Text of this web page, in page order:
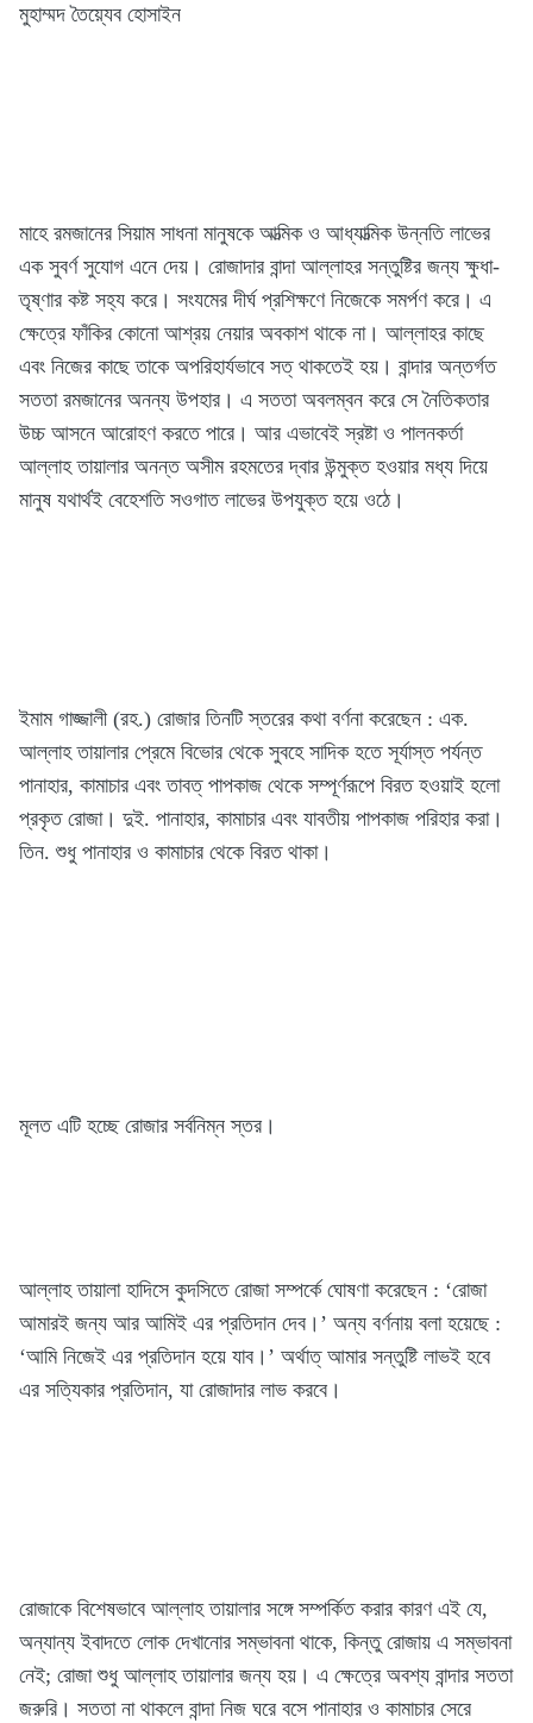
মুহাম্মদ তৈয়্যেব হোসাইন
মাহে রমজানের সিয়াম সাধনা মানুষকে আত্মিক ও আধ্যাত্মিক উন্নতি লাভের
এক সুবর্ণ সুযোগ এনে দেয়। রোজাদার বান্দা আল্লাহর সন্তুষ্টির জন্য ক্ষুধা-
তৃষ্ণার কষ্ট সহ্য করে। সংযমের দীর্ঘ প্রশিক্ষণে নিজেকে সমর্পণ করে। এ
ক্ষেত্রে ফাঁকির কোনো আশ্রয় নেয়ার অবকাশ থাকে না। আল্লাহর কাছে
এবং নিজের কাছে তাকে অপরিহার্যভাবে সত্ থাকতেই হয়। বান্দার অন্তর্গত
সততা রমজানের অনন্য উপহার। এ সততা অবলম্বন করে সে নৈতিকতার
উচ্চ আসনে আরোহণ করতে পারে। আর এভাবেই স্রষ্টা ও পালনকর্তা
আল্লাহ তায়ালার অনন্ত অসীম রহমতের দ্বার উন্মুক্ত হওয়ার মধ্য দিয়ে
মানুষ যথার্থই বেহেশতি সওগাত লাভের উপযুক্ত হয়ে ওঠে।
ইমাম গাজ্জালী (রহ.) রোজার তিনটি স্তরের কথা বর্ণনা করেছেন : এক.
আল্লাহ তায়ালার প্রেমে বিভোর থেকে সুবহে সাদিক হতে সূর্যাস্ত পর্যন্ত
পানাহার, কামাচার এবং তাবত্ পাপকাজ থেকে সম্পূর্ণরূপে বিরত হওয়াই হলো
প্রকৃত রোজা। দুই. পানাহার, কামাচার এবং যাবতীয় পাপকাজ পরিহার করা।
তিন. শুধু পানাহার ও কামাচার থেকে বিরত থাকা।
মূলত এটি হচ্ছে রোজার সর্বনিম্ন স্তর।
আল্লাহ তায়ালা হাদিসে কুদসিতে রোজা সম্পর্কে ঘোষণা করেছেন : ‘রোজা
আমারই জন্য আর আমিই এর প্রতিদান দেব।’ অন্য বর্ণনায় বলা হয়েছে :
‘আমি নিজেই এর প্রতিদান হয়ে যাব।’ অর্থাত্ আমার সন্তুষ্টি লাভই হবে
এর সত্যিকার প্রতিদান, যা রোজাদার লাভ করবে।
রোজাকে বিশেষভাবে আল্লাহ তায়ালার সঙ্গে সম্পর্কিত করার কারণ এই যে,
অন্যান্য ইবাদতে লোক দেখানোর সম্ভাবনা থাকে, কিন্তু রোজায় এ সম্ভাবনা
নেই; রোজা শুধু আল্লাহ তায়ালার জন্য হয়। এ ক্ষেত্রে অবশ্য বান্দার সততা
জরুরি। সততা না থাকলে বান্দা নিজ ঘরে বসে পানাহার ও কামাচার সেরে